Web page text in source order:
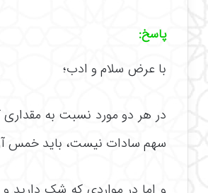
پاسخ:
با عرض سلام و ادب؛
در هر دو مورد نسبت به
سهم سادات نیست، باید خمس